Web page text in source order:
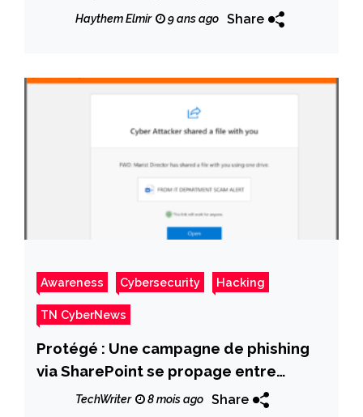
Haythem Elmir 9 ans ago Share
Awareness Cybersecurity Hacking
TN CyberNews
Protégé : Une campagne de phishing
via SharePoint se propage entre
organisations Microsoft 365
TechWriter 8 mois ago Share